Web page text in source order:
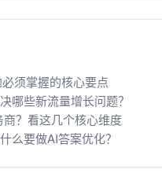
须掌握的核心要点
哪些新流量增长问题？
？看这几个核心维度
么要做AI答案优化？